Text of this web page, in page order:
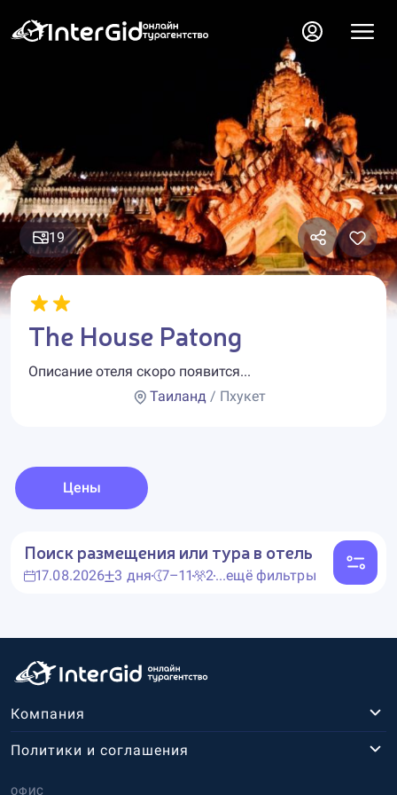
19
The House Patong
Описание отеля скоро появится...
Таиланд / Пхукет
Цены
Поиск размещения или тура в отель
17.08.2026 3 дня 7–11 2...ещё фильтры
Компания
ОФИС
Политики и соглашения